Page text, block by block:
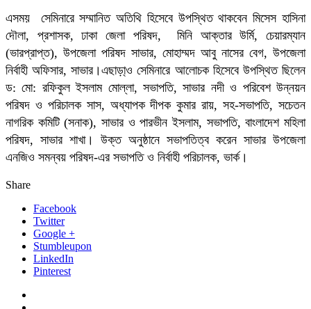
এসময় সেমিনারে সম্মানিত অতিথি হিসেবে উপস্থিত থাকবেন মিসেস হাসিনা
দৌলা, প্রশাসক, ঢাকা জেলা পরিষদ, মিনি আক্তার উর্মি, চেয়ারম্যান
(ভারপ্রাপ্ত), উপজেলা পরিষদ সাভার, মোহাম্মদ আবু নাসের বেগ, উপজেলা
নির্বাহী অফিসার, সাভার।এছাড়া্ও সেমিনারে আলোচক হিসেবে উপস্থিত ছিলেন
ড: মো: রফিকুল ইসলাম মোল্লা, সভাপতি, সাভার নদী ও পরিবেশ উন্নয়ন
পরিষদ ও পরিচালক সাস, অধ্যাপক দীপক কুমার রায়, সহ-সভাপতি, সচেতন
নাগরিক কমিটি (সনাক), সাভার ও পারভীন ইসলাম, সভাপতি, বাংলাদেশ মহিলা
পরিষদ, সাভার শাখা। উক্ত অনুষ্ঠানে সভাপতিত্ব করেন সাভার উপজেলা
এনজিও সমন্বয় পরিষদ-এর সভাপতি ও নির্বাহী পরিচালক, ভার্ক।
Share
Facebook
Twitter
Google +
Stumbleupon
LinkedIn
Pinterest